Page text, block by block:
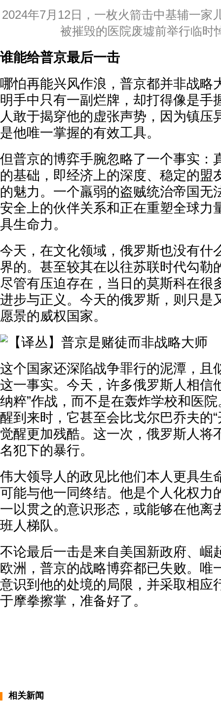
2024年7月12日，一枚火箭击中基辅一家
被摧毁的医院废墟前举行临时
谁能给普京最后一击
哪怕再能兴风作浪，普京都并非战略
明手中只有一副烂牌，却打得像是手
人敢于揭穿他的虚张声势，因为镇压
是他唯一掌握的有效工具。
但普京的博弈手腕忽略了一个事实：
的基础，即经济上的深度、稳定的盟
的魅力。一个羸弱的盗贼统治帝国无
安全上的伙伴关系和正在重塑全球力
具生命力。
今天，在文化领域，俄罗斯也没有什
界的。甚至较其在以往苏联时代勾勒
尽管有压迫存在，当日的莫斯科在很
进步与正义。今天的俄罗斯，则只是
愿景的威权国家。
这个国家还深陷战争罪行的泥潭，且
这一事实。今天，许多俄罗斯人相信
纳粹”作战，而不是在轰炸学校和医
醒到来时，它甚至会比戈尔巴乔夫的
觉醒更加残酷。这一次，俄罗斯人将
名犯下的暴行。
伟大领导人的政见比他们本人更具生
可能与他一同终结。他是个人化权力
一以贯之的意识形态，或能够在他离
班人梯队。
不论最后一击是来自美国新政府、崛
欧洲，普京的战略博弈都已失败。唯
意识到他的处境的局限，并采取相应
于摩拳擦掌，准备好了。
相关新闻